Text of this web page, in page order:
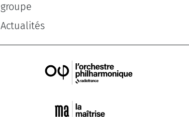
groupe
Actualités